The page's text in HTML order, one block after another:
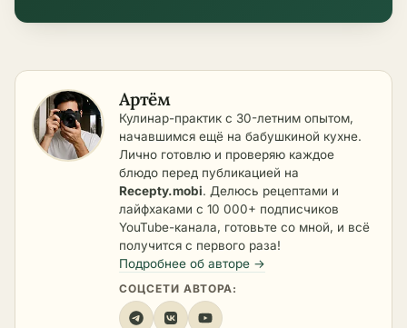
Артём
Кулинар-практик с 30-летним опытом,
начавшимся ещё на бабушкиной кухне.
Лично готовлю и проверяю каждое
блюдо перед публикацией на
Recepty.mobi. Делюсь рецептами и
лайфхаками с 10 000+ подписчиков
YouTube-канала, готовьте со мной, и всё
получится с первого раза!
Подробнее об авторе →
СОЦСЕТИ АВТОРА: